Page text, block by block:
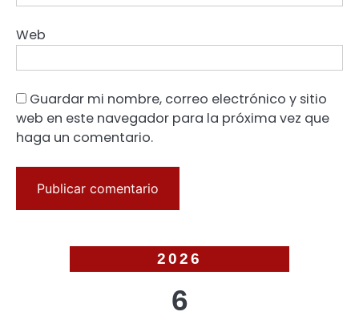
Web
Guardar mi nombre, correo electrónico y sitio
web en este navegador para la próxima vez que
haga un comentario.
2026
6